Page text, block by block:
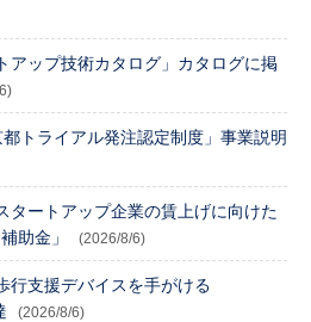
アップ技術カタログ」カタログに掲
トライアル発注認定制度」事業説明
タートアップ企業の賃上げに向けた
助金」
(2026/8/6)
行支援デバイスを手がける
(2026/8/6)